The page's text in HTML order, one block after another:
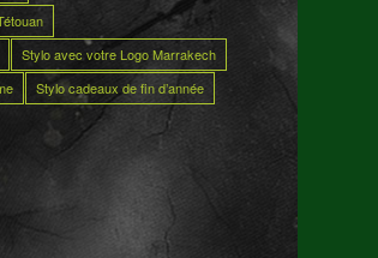
Stylo avec votre Logo Marrakech
Stylo cadeaux de fin d’année